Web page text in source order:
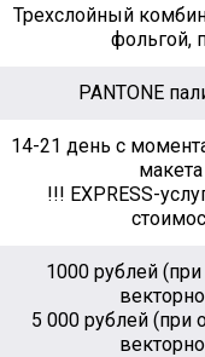
Трехслойный
фольгой,
PANTONE
14-21 день с
!!! EXPRESS-
1000 рублей
5 000 рублей (при